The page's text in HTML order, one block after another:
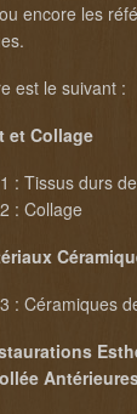
encore les
est le suivant :
et Collage
: Tissus durs
: Collage
: Céramiques